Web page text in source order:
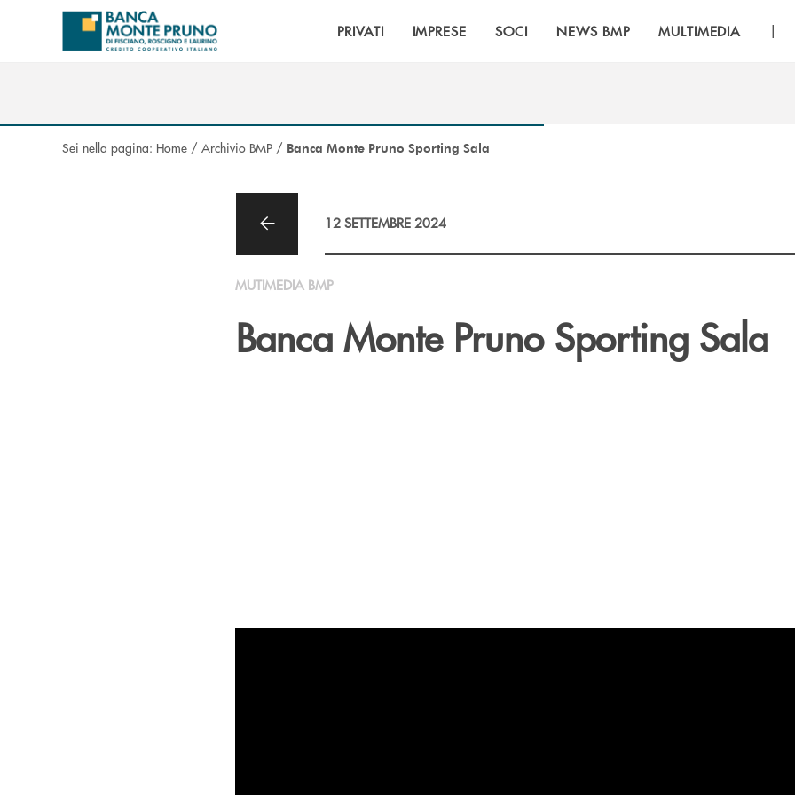
Salta al contenuto principale
PRIVATI IMPRESE SOCI NEWS BMP MULTIMEDIA |
Sei nella pagina: Home / Archivio BMP / Banca Monte Pruno Sporting Sala
12 SETTEMBRE 2024
MUTIMEDIA BMP
Banca Monte Pruno Sporting Sala